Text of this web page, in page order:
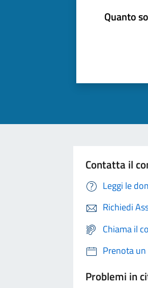
Quanto
Contatta il
Leggi le
Richiedi
Chiama il
Prenota
Problemi in